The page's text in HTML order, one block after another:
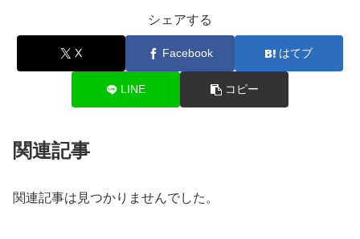
シェアする
X Facebook はてブ
LINE コピー
関連記事
関連記事は見つかりませんでした。